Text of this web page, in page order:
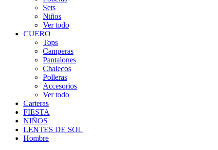
Sets
Niños
Ver todo
CUERO
Tops
Camperas
Pantalones
Chalecos
Polleras
Accesorios
Ver todo
Carteras
FIESTA
NIÑOS
LENTES DE SOL
Hombre